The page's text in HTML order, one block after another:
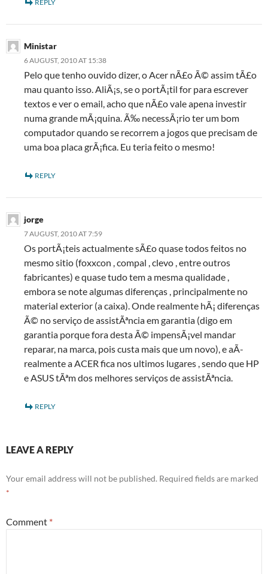
REPLY
Ministar
6 AUGUST, 2010 AT 15:38
Pelo que tenho ouvido dizer, o Acer nÃ£o Ã© assim tÃ£o
mau quanto isso. AliÃ¡s, se o portÃ¡til for para escrever
textos e ver o email, acho que nÃ£o vale apena investir
numa grande mÃ¡quina. Ã‰ necessÃ¡rio ter um bom
computador quando se recorrem a jogos que precisam de
uma boa placa grÃ¡fica. Eu teria feito o mesmo!
REPLY
jorge
7 AUGUST, 2010 AT 7:59
Os portÃ¡teis actualmente sÃ£o quase todos feitos no
mesmo sitio (foxxcon , compal , clevo , entre outros
fabricantes) e quase tudo tem a mesma qualidade ,
embora se note algumas diferenças , principalmente no
material exterior (a caixa). Onde realmente hÃ¡ diferenças
Ã© no serviço de assistÃªncia em garantia (digo em
garantia porque fora desta Ã© impensÃ¡vel mandar
reparar, na marca, pois custa mais que um novo), e aÃ­
realmente a ACER fica nos ultimos lugares , sendo que HP
e ASUS tÃªm dos melhores serviços de assistÃªncia.
REPLY
LEAVE A REPLY
Your email address will not be published. Required fields are marked
*
Comment *